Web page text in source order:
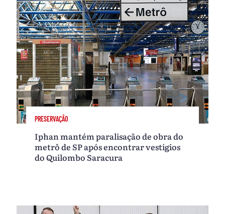
PRESERVAÇÃO
Iphan mantém paralisação de obra do
metrô de SP após encontrar vestígios
do Quilombo Saracura